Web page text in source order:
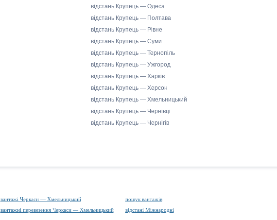
відстань Крупець — Одеса
відстань Крупець — Полтава
відстань Крупець — Рівне
відстань Крупець — Суми
відстань Крупець — Тернопіль
відстань Крупець — Ужгород
відстань Крупець — Харків
відстань Крупець — Херсон
відстань Крупець — Хмельницький
відстань Крупець — Чернівці
відстань Крупець — Чернігів
вантажі Черкаси — Хмельницький
пошук вантажів
вантажні перевезення Черкаси — Хмельницький відстані Міжнародні